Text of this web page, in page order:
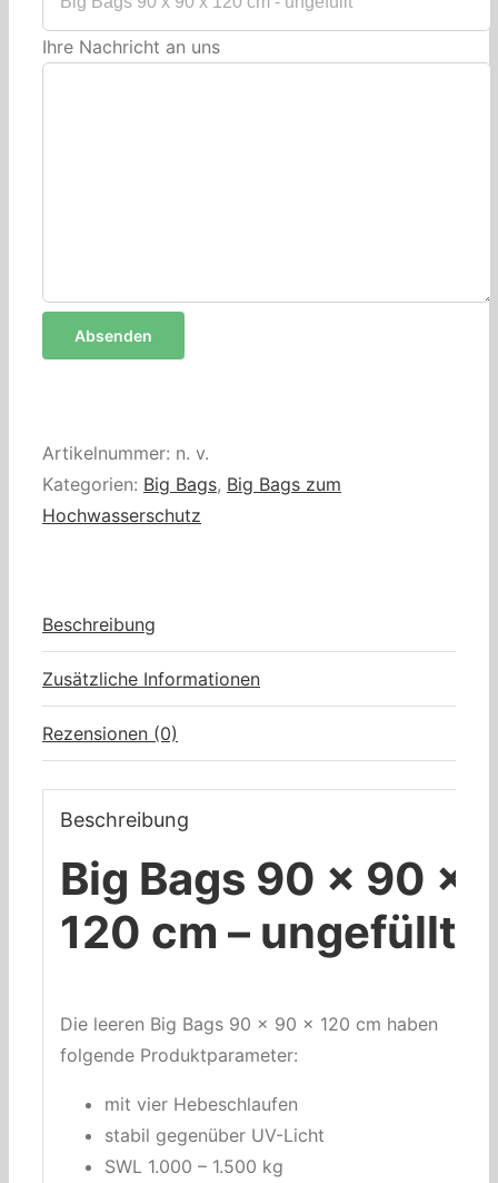
Ihre Nachricht an uns
Artikelnummer: n. v.
Kategorien: Big Bags, Big Bags zum
Hochwasserschutz
Beschreibung
Zusätzliche Informationen
Rezensionen (0)
Beschreibung
Big Bags 90 x 90 x
120 cm – ungefüllt
Die leeren Big Bags 90 x 90 x 120 cm haben
folgende Produktparameter:
mit vier Hebeschlaufen
stabil gegenüber UV-Licht
SWL 1.000 – 1.500 kg